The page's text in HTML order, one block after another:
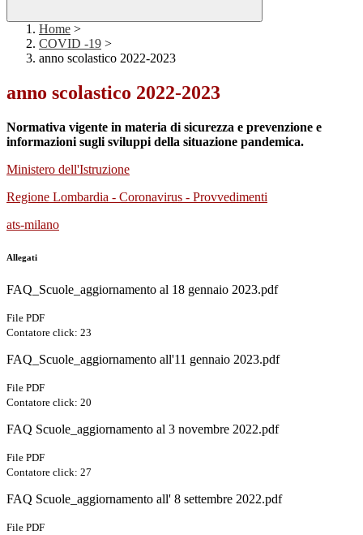
Home >
COVID -19 >
anno scolastico 2022-2023
anno scolastico 2022-2023
Normativa vigente in materia di sicurezza e prevenzione e
informazioni sugli sviluppi della situazione pandemica.
Ministero dell'Istruzione
Regione Lombardia - Coronavirus - Provvedimenti
ats-milano
Allegati
FAQ_Scuole_aggiornamento al 18 gennaio 2023.pdf
File PDF
Contatore click: 23
FAQ_Scuole_aggiornamento all'11 gennaio 2023.pdf
File PDF
Contatore click: 20
FAQ Scuole_aggiornamento al 3 novembre 2022.pdf
File PDF
Contatore click: 27
FAQ Scuole_aggiornamento all' 8 settembre 2022.pdf
File PDF